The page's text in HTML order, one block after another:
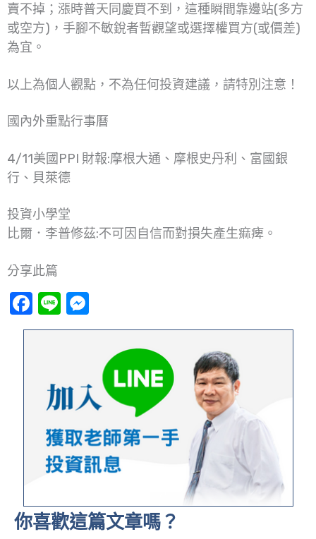
賣不掉；漲時普天同慶買不到，這種瞬間靠邊站(多方
或空方)，手腳不敏銳者暫觀望或選擇權買方(或價差)
為宜。
以上為個人觀點，不為任何投資建議，請特別注意！
國內外重點行事曆
4/11美國PPI 財報:摩根大通、摩根史丹利、富國銀
行、貝萊德
投資小學堂
比爾．李普修茲:不可因自信而對損失產生痲痺。
分享此篇
Facebook
Line
你喜歡這篇文章嗎？